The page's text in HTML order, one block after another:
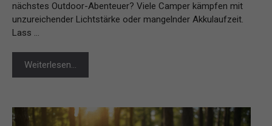
nächstes Outdoor-Abenteuer? Viele Camper kämpfen mit
unzureichender Lichtstärke oder mangelnder Akkulaufzeit.
Lass …
Weiterlesen…